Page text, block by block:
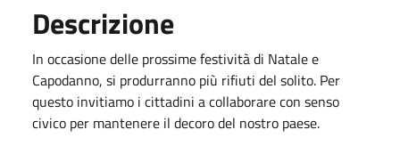
Descrizione
In occasione delle prossime festività di Natale e
Capodanno, si produrranno più rifiuti del solito. Per
questo invitiamo i cittadini a collaborare con senso
civico per mantenere il decoro del nostro paese.